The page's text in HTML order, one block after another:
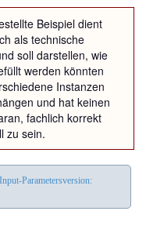
Beispiel dient
als technische
soll darstellen, wie
werden könnten
Instanzen
und hat keinen
fachlich korrekt
zu sein.
Parametersversion: